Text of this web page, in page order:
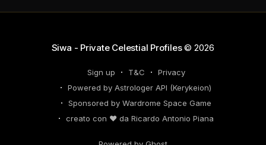
Siwa - Private Celestial Profiles© 2026
Sign up T&C
Privacy
Powered by Astrologer API (Kerykeion)
Sponsored by Wardrome Space Game
creato con ❤️ da Ricardo Antonio Piana